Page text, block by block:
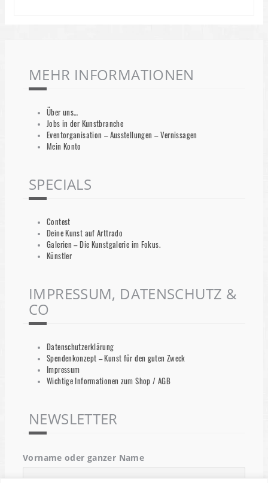
MEHR INFORMATIONEN
Über uns…
Jobs in der Kunstbranche
Eventorganisation – Ausstellungen – Vernissagen
Mein Konto
SPECIALS
Contest
Deine Kunst auf Arttrado
Galerien – Die Kunstgalerie im Fokus.
Künstler
IMPRESSUM, DATENSCHUTZ &
CO
Datenschutzerklärung
Spendenkonzept – Kunst für den guten Zweck
Impressum
Wichtige Informationen zum Shop / AGB
NEWSLETTER
Vorname oder ganzer Name